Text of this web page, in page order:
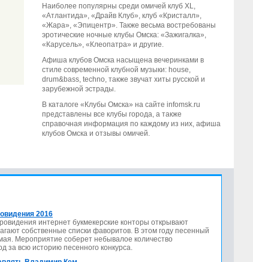
Наиболее популярны среди омичей клуб ХL,
«Атлантида», «Драйв Клуб», клуб «Кристалл»,
«Жара», «Эпицентр». Также весьма востребованы
эротические ночные клубы Омска: «Зажигалка»,
«Карусель», «Клеопатра» и другие.
Афиша клубов Омска насыщена вечеринками в
стиле современной клубной музыки: house,
drum&bass, techno, также звучат хиты русской и
зарубежной эстрады.
В каталоге «Клубы Омска» на сайте infomsk.ru
представлены все клубы города, а также
справочная информация по каждому из них, афиша
клубов Омска и отзывы омичей.
2016
интернет букмекерские конторы открывают
собственные списки фаворитов. В этом году песенный
Мероприятие соберет небывалое количество
за всю историю песенного конкурса.